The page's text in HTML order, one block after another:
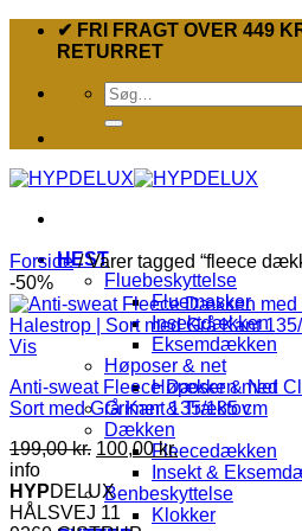
Fortsæt✔ FRI FRAGT OVER 449
RETURRET
Søg
efter:
HEST
Fluebeskyttelse
Fluemasker
Insektdækken
Eksemdækken
Høposer & net
Høposer & Net
Grimer & Træktov
Dækken
Fleecedækken
Insekt &
Benbeskyttelse
Klokker
Forside /Varer tagged “fleece
-50%
Vis
Anti-sweat Fleece Dækken med
Sort med Grå Kant 135/185 cm
199,00kr. Den
oprindelige
pris
var:
100,00kr.Den
aktuelle
pris
er:
info
HYPDELUX
HÅLSVEJ 11